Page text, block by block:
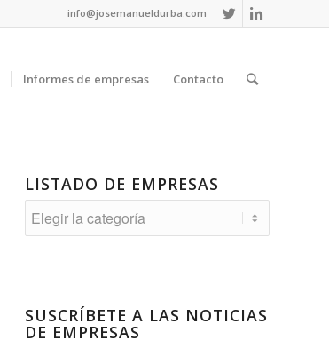
info@josemanueldurba.com
Informes de empresas Contacto
LISTADO DE EMPRESAS
Listado
de
SUSCRÍBETE A LAS NOTICIAS
DE EMPRESAS